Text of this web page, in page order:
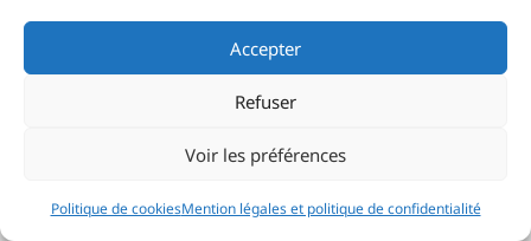
Accepter
Refuser
Voir les préférences
Politique de cookiesMention légales et politique de confidentialité